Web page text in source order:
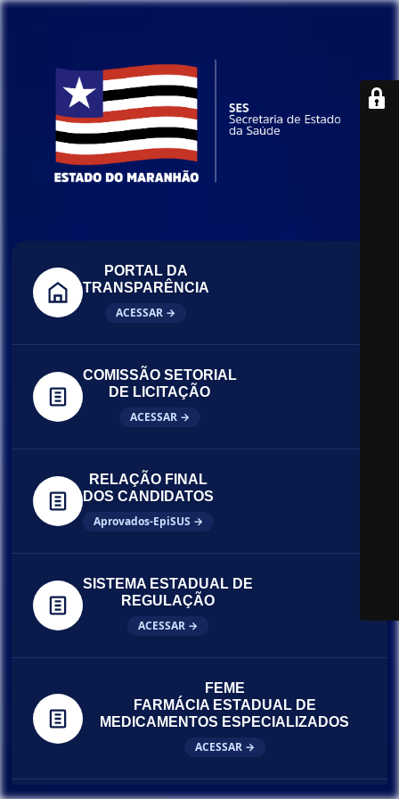
PORTAL DA
TRANSPARÊNCIA
ACESSAR →
COMISSÃO SETORIAL
DE LICITAÇÃO
ACESSAR →
RELAÇÃO FINAL
DOS CANDIDATOS
Aprovados-EpiSUS →
SISTEMA ESTADUAL DE
REGULAÇÃO
ACESSAR →
FEME
FARMÁCIA ESTADUAL DE
MEDICAMENTOS ESPECIALIZADOS
ACESSAR →